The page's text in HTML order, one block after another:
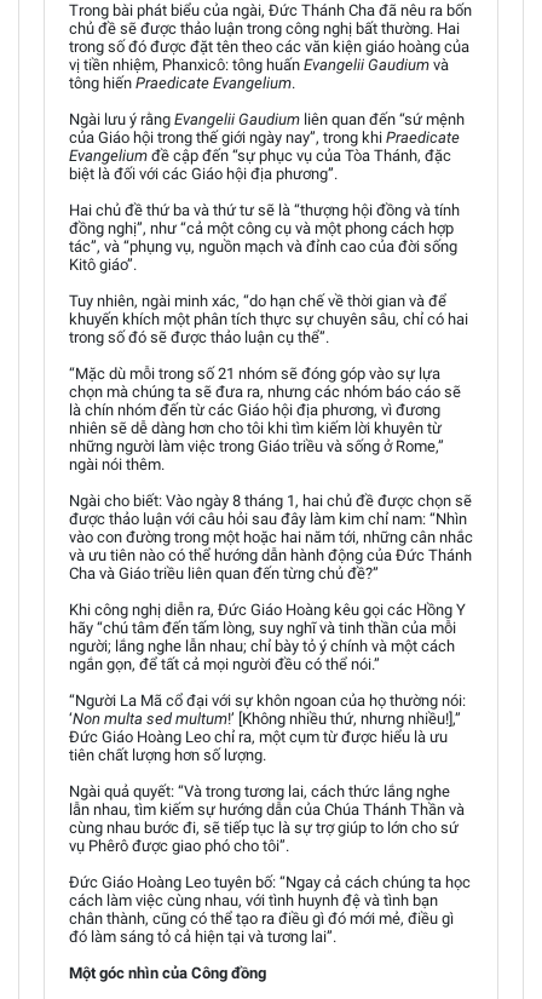
Trong bài phát biểu của ngài, Đức Thánh Cha đã nêu ra bốn
chủ đề sẽ được thảo luận trong công nghị bất thường. Hai
trong số đó được đặt tên theo các văn kiện giáo hoàng của
vị tiền nhiệm, Phanxicô: tông huấn Evangelii Gaudium và
tông hiến Praedicate Evangelium.
Ngài lưu ý rằng Evangelii Gaudium liên quan đến “sứ mệnh
của Giáo hội trong thế giới ngày nay”, trong khi Praedicate
Evangelium đề cập đến “sự phục vụ của Tòa Thánh, đặc
biệt là đối với các Giáo hội địa phương”.
Hai chủ đề thứ ba và thứ tư sẽ là “thượng hội đồng và tính
đồng nghị”, như “cả một công cụ và một phong cách hợp
tác”, và “phụng vụ, nguồn mạch và đỉnh cao của đời sống
Kitô giáo”.
Tuy nhiên, ngài minh xác, “do hạn chế về thời gian và để
khuyến khích một phân tích thực sự chuyên sâu, chỉ có hai
trong số đó sẽ được thảo luận cụ thể”.
“Mặc dù mỗi trong số 21 nhóm sẽ đóng góp vào sự lựa
chọn mà chúng ta sẽ đưa ra, nhưng các nhóm báo cáo sẽ
là chín nhóm đến từ các Giáo hội địa phương, vì đương
nhiên sẽ dễ dàng hơn cho tôi khi tìm kiếm lời khuyên từ
những người làm việc trong Giáo triều và sống ở Rome,”
ngài nói thêm.
Ngài cho biết: Vào ngày 8 tháng 1, hai chủ đề được chọn sẽ
được thảo luận với câu hỏi sau đây làm kim chỉ nam: “Nhìn
vào con đường trong một hoặc hai năm tới, những cân nhắc
và ưu tiên nào có thể hướng dẫn hành động của Đức Thánh
Cha và Giáo triều liên quan đến từng chủ đề?”
Khi công nghị diễn ra, Đức Giáo Hoàng kêu gọi các Hồng Y
hãy “chú tâm đến tấm lòng, suy nghĩ và tinh thần của mỗi
người; lắng nghe lẫn nhau; chỉ bày tỏ ý chính và một cách
ngắn gọn, để tất cả mọi người đều có thể nói.”
“Người La Mã cổ đại với sự khôn ngoan của họ thường nói:
‘Non multa sed multum!’ [Không nhiều thứ, nhưng nhiều!],”
Đức Giáo Hoàng Leo chỉ ra, một cụm từ được hiểu là ưu
tiên chất lượng hơn số lượng.
Ngài quả quyết: “Và trong tương lai, cách thức lắng nghe
lẫn nhau, tìm kiếm sự hướng dẫn của Chúa Thánh Thần và
cùng nhau bước đi, sẽ tiếp tục là sự trợ giúp to lớn cho sứ
vụ Phêrô được giao phó cho tôi”.
Đức Giáo Hoàng Leo tuyên bố: “Ngay cả cách chúng ta học
cách làm việc cùng nhau, với tình huynh đệ và tình bạn
chân thành, cũng có thể tạo ra điều gì đó mới mẻ, điều gì
đó làm sáng tỏ cả hiện tại và tương lai”.
Một góc nhìn của Công đồng